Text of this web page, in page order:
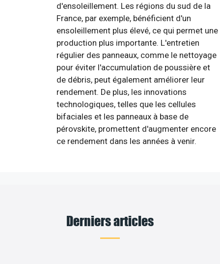
d'ensoleillement. Les régions du sud de la
France, par exemple, bénéficient d'un
ensoleillement plus élevé, ce qui permet une
production plus importante. L'entretien
régulier des panneaux, comme le nettoyage
pour éviter l'accumulation de poussière et
de débris, peut également améliorer leur
rendement. De plus, les innovations
technologiques, telles que les cellules
bifaciales et les panneaux à base de
pérovskite, promettent d'augmenter encore
ce rendement dans les années à venir.
Derniers articles